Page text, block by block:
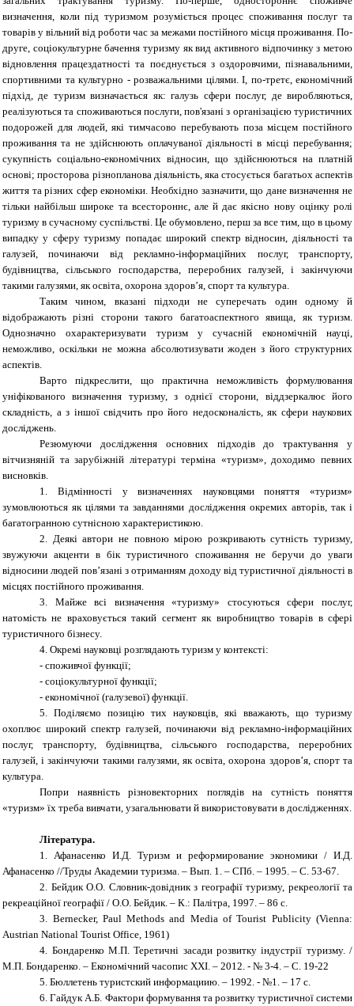
визначення, коли під туризмом розуміється процес споживання послуг та
товарів у вільний від роботи час за межами постійного місця проживання. По-
друге, соціокультурне бачення туризму як вид активного відпочинку з метою
відновлення працездатності та поєднується з оздоровчими, пізнавальними,
спортивними та культурно - розважальними цілями. І, по-третє, економічний
підхід, де туризм визначається як: галузь сфери послуг, де виробляються,
реалізуються та споживаються послуги, пов'язані з організацією туристичних
подорожей для людей, які тимчасово перебувають поза місцем постійного
проживання та не здійснюють оплачуваної діяльності в місці перебування;
сукупність соціально-економічних відносин, що здійснюються на платній
основі;просторова різнопланова діяльність, яка стосується багатьох аспектів
життя та різних сфер економіки . Необхідно зазначити, що дане визначення не
тільки найбільш широке та всестороннє, але й дає якісно нову оцінку ролі
туризму в сучасному суспільстві. Це обумовлено, перш за все тим, що в цьому
випадку у сферу туризму попадає широкий спектр відносин, діяльності та
галузей, починаючи від рекламно-інформаційних послуг, транспорту,
будівництва, сільського господарства, переробних галузей, і закінчуючи
такими галузями, як освіта, охорона здоров’я, спорт та культура.
Таким чином, вказані підходи не суперечать один одному й
відображають різні сторони такого багатоаспектного явища, як туризм.
Однозначно охарактеризувати туризм у сучасній економічній науці,
неможливо, оскільки не можна абсолютизувати жоден з його структурних
аспектів.
Варто підкреслити, що практична неможливість формулювання
уніфікованоговизначення туризму, з однієї сторони, віддзеркалює його
складність, а з іншої свідчить про його недосконалість, як сфери наукових
досліджень.
Резюмуючи дослідження основних підходів до трактування у
вітчизняній та зарубіжній літературі терміна «туризм», доходимо певних
висновків.
1.
Відмінності у визначеннях науковцями поняття «туризм»
зумовлюються як цілями та завданнями дослідження окремих авторів, так і
багатогранною сутнісною характеристикою.
2.
Деякі автори не повною мірою розкривають сутність туризму,
звужуючи акценти в бік туристичного споживання не беручи до уваги
відносини людей пов’язані з отриманням доходу від туристичної діяльності в
місцях постійного проживання.
3.
Майже всі визначення «туризму» стосуються сфери послуг,
натомість не враховується такий сегмент як виробництво товарів в сфері
туристичного бізнесу.
4. Окремі науковці розглядають туризм у контексті:
- споживчої функції;
- соціокультурної функції;
- економічної (галузевої) функції.
5.
Поділяємо позицію тих науковців, які вважають, що туризму
охоплює широкий спектр галузей, починаючи від рекламно-інформаційних
послуг, транспорту, будівництва, сільського господарства, переробних
галузей, і закінчуючи такими галузями, як освіта, охорона здоров’я, спорт та
культура.
Попри наявність різновекторних поглядів на сутність поняття
«туризм» їх треба вивчати, узагальнювати й використовувати в дослідженнях.
Література.
1.
Афанасенко И.Д. Туризм и реформирование экономики / И.Д.
Афанасенко //Труды Академии туризма. – Вып. 1. – СПб. – 1995. – С. 53-67.
2. Бейдик О.О. Словник-довідник з географії туризму, рекреології та
рекреаційної географії / О.О. Бейдик. – К.: Палітра, 1997. – 86 с.
3.
Bernecker, Paul Methods and Media of Tourist Publicity (Vienna:
Austrian National Tourist Office, 1961)
4. Бондаренко М.П. Теретичні засади розвитку індустрії туризму. /
М.П. Бондаренко. – Економічний часопис ХХІ. – 2012. - № 3-4. – С. 19-22
5. Бюллетень туристский информациию. – 1992. - №1. – 17 с.
6. Гайдук А.Б. Фактори формування та розвитку туристичної системи